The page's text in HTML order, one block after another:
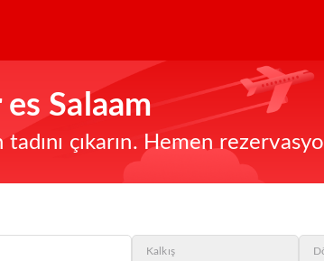
Salaam
çıkarın. Hemen
Kalkış